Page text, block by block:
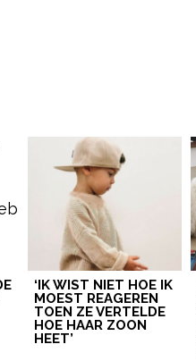
‘IK WIST NIET HOE IK
MOEST REAGEREN
TOEN ZE VERTELDE
HOE HAAR ZOON
HEET’